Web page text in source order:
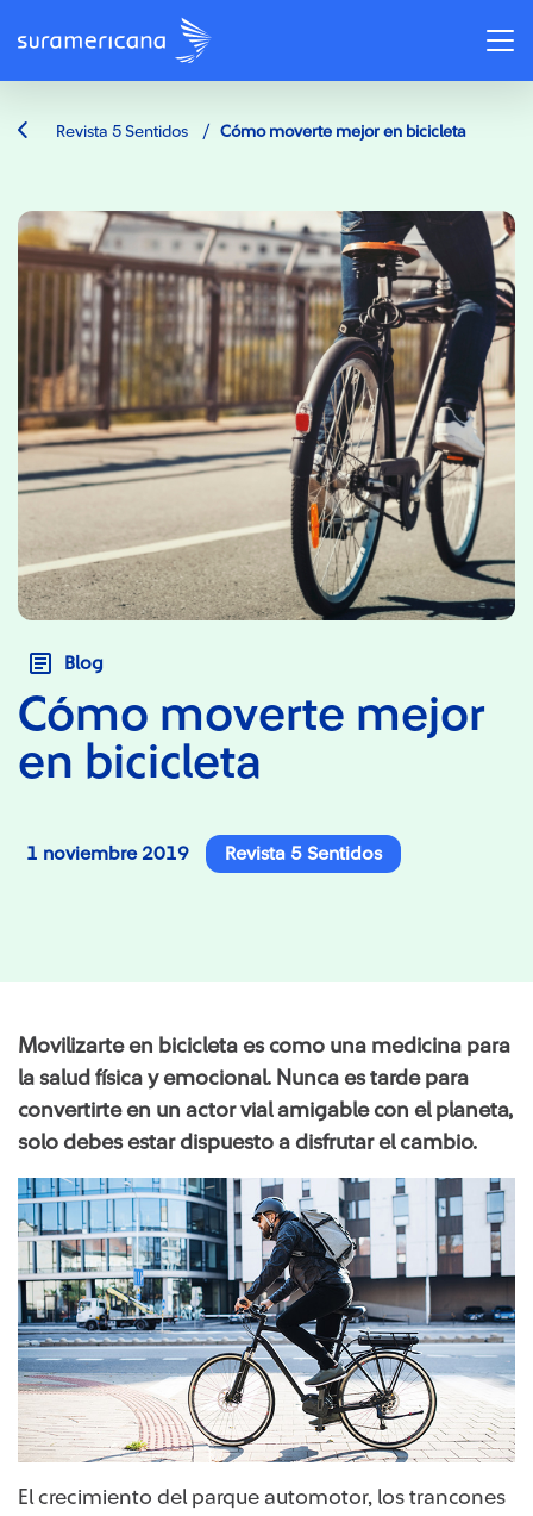
Revista 5 Sentidos / Cómo moverte mejor en bicicleta
Blog
Cómo moverte mejor
en bicicleta
1 noviembre 2019 Revista 5 Sentidos
Movilizarte en bicicleta es como una medicina para
la salud física y emocional. Nunca es tarde para
convertirte en un actor vial amigable con el planeta,
solo debes estar dispuesto a disfrutar el cambio.
El crecimiento del parque automotor, los trancones